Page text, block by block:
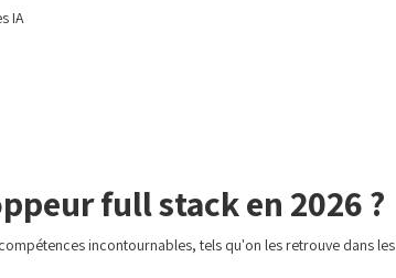
IA
full stack en 2026 ?
incontournables, tels qu'on les retrouve dans